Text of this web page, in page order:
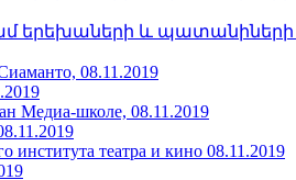
և պատանիների
08.11.2019
Медиа-школе, 08.11.2019
института театра и кино 08.11.2019